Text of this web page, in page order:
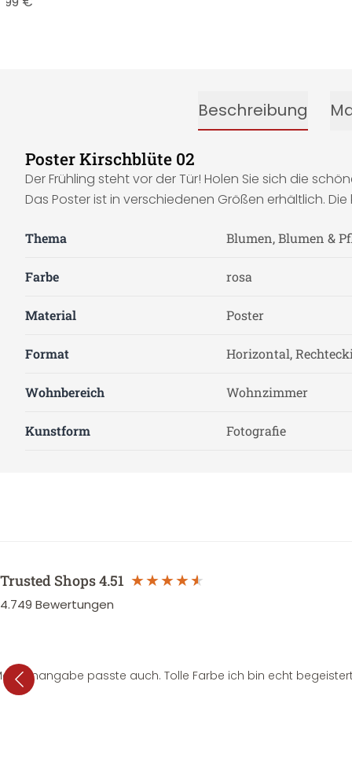
Beschreibung
Poster Kirschblüte 02
Der Frühling steht vor der Tür! Holen Sie sich die
Das Poster ist in verschiedenen Größen erhältlich.
Thema Blumen, Blumen &
Farbe rosa
Material Poster
Format Horizontal,
Wohnbereich Wohnzimmer
Kunstform Fotografie
Trusted Shops4.51
4.749 Bewertungen
passte auch. Tolle Farbe ich bin echt